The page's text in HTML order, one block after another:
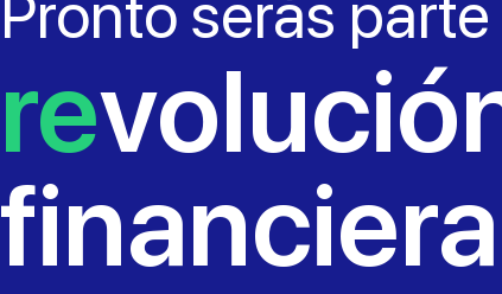
Pronto serás
re
financiera